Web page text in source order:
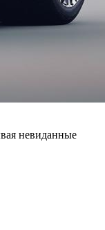
невиданные